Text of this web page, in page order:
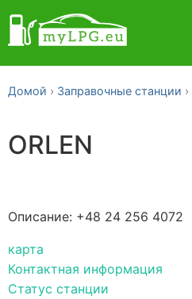
Домой Заправочные станции
ORLEN
Описание: +48 24 256 4072
карта
Контактная информация
Статус станции